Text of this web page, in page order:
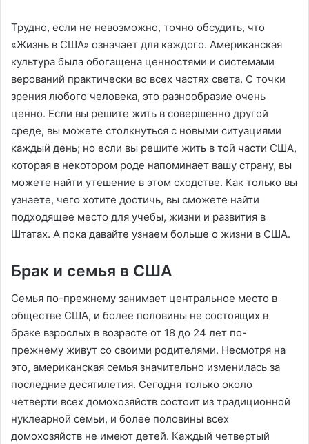
Трудно, если не невозможно, точно обсудить, что
«Жизнь в США» означает для каждого. Американская
культура была обогащена ценностями и системами
верований практически во всех частях света. С точки
зрения любого человека, это разнообразие очень
ценно. Если вы решите жить в совершенно другой
среде, вы можете столкнуться с новыми ситуациями
каждый день; но если вы решите жить в той части США,
которая в некотором роде напоминает вашу страну, вы
можете найти утешение в этом сходстве. Как только вы
узнаете, чего хотите достичь, вы сможете найти
подходящее место для учебы, жизни и развития в
Штатах. А пока давайте узнаем больше о жизни в США.
Брак и семья в США
Семья по-прежнему занимает центральное место в
обществе США, и более половины не состоящих в
браке взрослых в возрасте от 18 до 24 лет по-
прежнему живут со своими родителями. Несмотря на
это, американская семья значительно изменилась за
последние десятилетия. Сегодня только около
четверти всех домохозяйств состоит из традиционной
нуклеарной семьи, и более половины всех
домохозяйств не имеют детей. Каждый четвертый